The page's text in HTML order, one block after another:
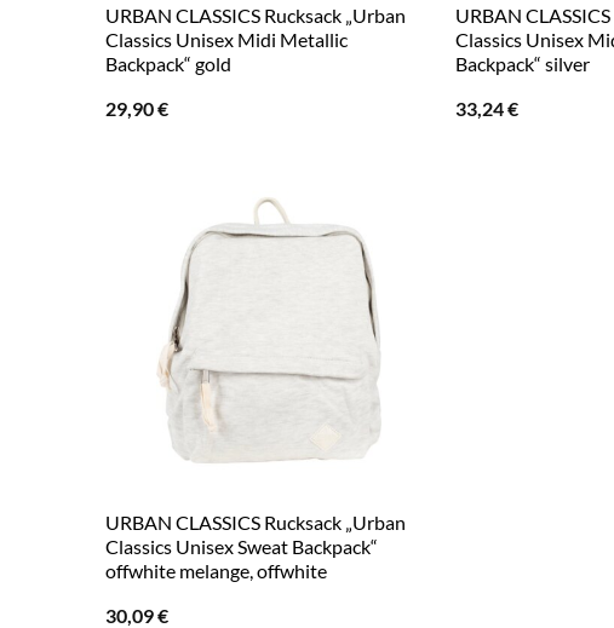
URBAN CLASSICS Rucksack „Urban
Classics Unisex Midi Metallic
Backpack“ gold
29,90€
URBAN
Classics Unisex
Backpack“ silver
33,24€
URBAN CLASSICS Rucksack „Urban
Classics Unisex Sweat Backpack“
offwhite melange, offwhite
30,09€